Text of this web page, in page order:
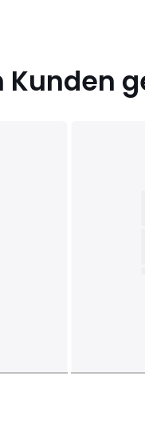
Kunden